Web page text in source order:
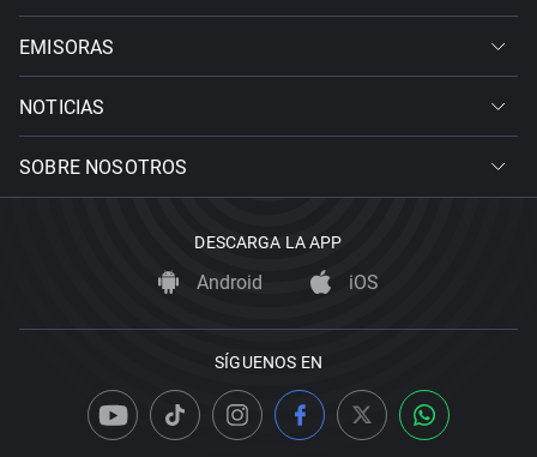
EMISORAS
NOTICIAS
SOBRE NOSOTROS
DESCARGA LA APP
Android iOS
SÍGUENOS EN